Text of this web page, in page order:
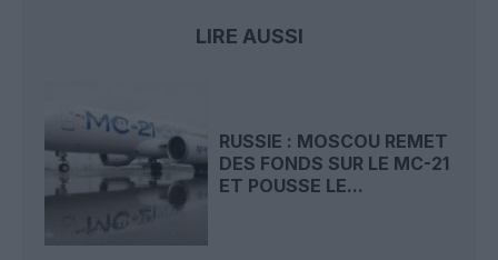
LIRE AUSSI
RUSSIE : MOSCOU REMET
DES FONDS SUR LE MC-21
ET POUSSE LE...